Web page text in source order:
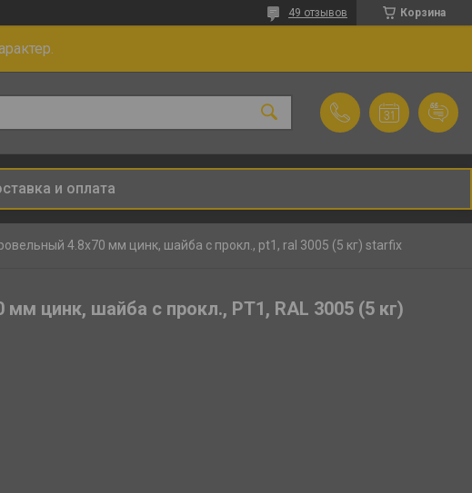
Корзина
49 отзывов
и оплата
4.8х70 мм цинк, шайба с прокл., pt1, ral 3005 (5 кг) starfix
цинк, шайба с прокл., PT1, RAL 3005 (5 кг)